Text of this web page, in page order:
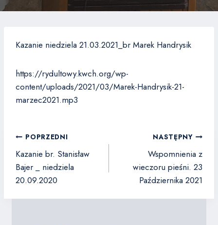
Kazanie niedziela 21.03.2021_br Marek Handrysik
https://rydultowy.kwch.org/wp-
content/uploads/2021/03/Marek-Handrysik-21-
marzec2021.mp3
Nawigacja
wpisu
POPRZEDNI
Kazanie br. Stanisław
Bajer _ niedziela
20.09.2020
NASTĘPNY
Wspomnienia z
wieczoru pieśni. 23
Października 2021